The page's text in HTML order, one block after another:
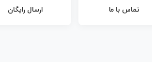
تماس با ما ارسال رایگان